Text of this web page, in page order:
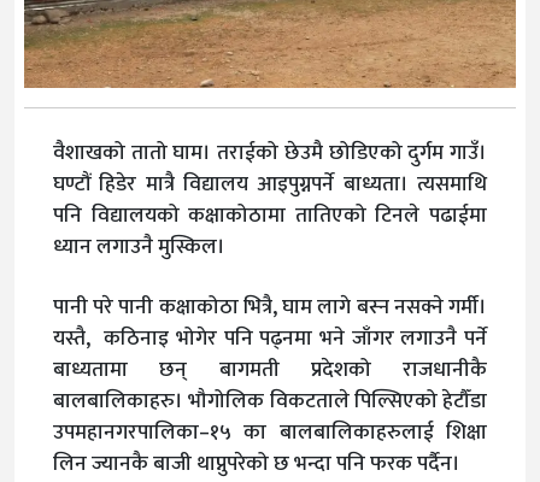
वैशाखको तातो घाम। तराईको छेउमै छोडिएको दुर्गम गाउँ।
घण्टौं हिडेर मात्रै विद्यालय आइपुग्नपर्ने बाध्यता। त्यसमाथि
पनि विद्यालयको कक्षाकोठामा तातिएको टिनले पढाईमा
ध्यान लगाउनै मुस्किल।
पानी परे पानी कक्षाकोठा भित्रै, घाम लागे बस्न नसक्ने गर्मी।
यस्तै, कठिनाइ भोगेर पनि पढ्नमा भने जाँगर लगाउनै पर्ने
बाध्यतामा छन् बागमती प्रदेशको राजधानीकै
बालबालिकाहरु। भौगोलिक विकटताले पिल्सिएको हेटौँडा
उपमहानगरपालिका–१५ का बालबालिकाहरुलाई शिक्षा
लिन ज्यानकै बाजी थाप्नुपरेको छ भन्दा पनि फरक पर्दैन।